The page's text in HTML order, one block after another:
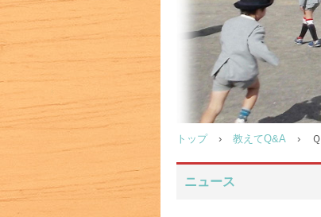
トップ › 教えてQ&A ›
ニュース